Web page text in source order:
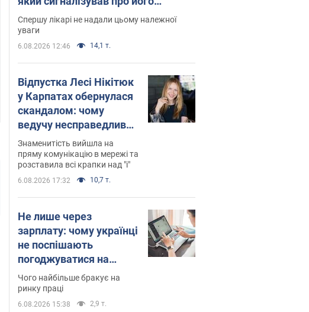
"агресивний" рак
Спершу лікарі не надали цьому належної
уваги
6.08.2026 12:46 14,1 т.
Відпустка Лесі Нікітюк
у Карпатах обернулася
скандалом: чому
ведучу несправедливо
захейтили
Знаменитість вийшла на
пряму комунікацію в мережі та
розставила всі крапки над "і"
6.08.2026 17:32 10,7 т.
Не лише через
зарплату: чому українці
не поспішають
погоджуватися на
вакансії
Чого найбільше бракує на
ринку праці
6.08.2026 15:38 2,9 т.